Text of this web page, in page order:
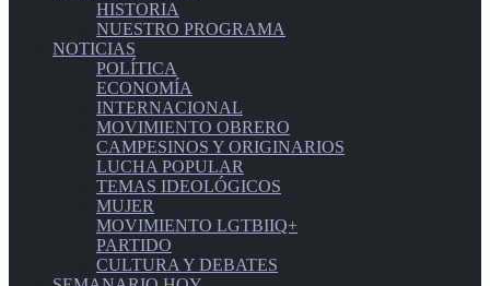
HISTORIA
NUESTRO PROGRAMA
NOTICIAS
POLÍTICA
ECONOMÍA
INTERNACIONAL
MOVIMIENTO OBRERO
CAMPESINOS Y ORIGINARIOS
LUCHA POPULAR
TEMAS IDEOLÓGICOS
MUJER
MOVIMIENTO LGTBIIQ+
PARTIDO
CULTURA Y DEBATES